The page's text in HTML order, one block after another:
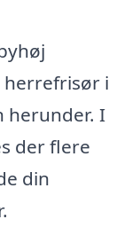
herrefrisør i
herunder. I
der flere
din